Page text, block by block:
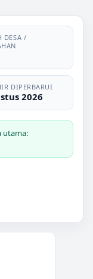
DESA /
DIPERBARUI
2026
utama: